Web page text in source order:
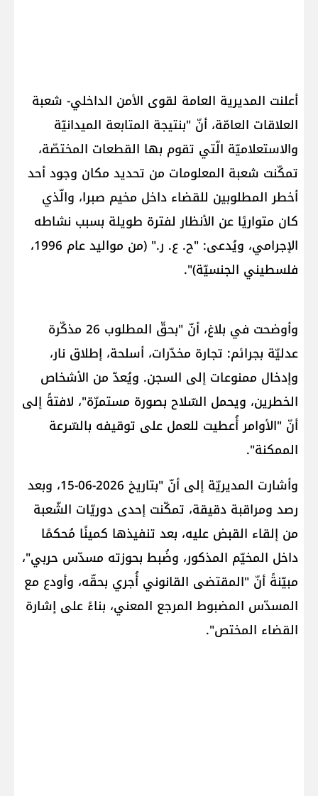
أعلنت ​المديرية العامة لقوى الأمن الداخلي​- شعبة
العلاقات العامّة، أنّ "بنتيجة المتابعة الميدانيّة
والاستعلاميّة الّتي تقوم بها القطعات المختصّة،
تمكّنت شعبة المعلومات من تحديد مكان وجود أحد
أخطر المطلوبين للقضاء داخل ​مخيم صبرا​، والّذي
كان متواريًا عن الأنظار لفترة طويلة بسبب نشاطه
الإجرامي، ويُدعى: "ح. ع. ر." (من مواليد عام 1996،
فلسطيني الجنسيّة)".
وأوضحت في بلاغ، أنّ "بحقّ المطلوب 26 مذكّرة
عدليّة بجرائم: تجارة مخدّرات، أسلحة، إطلاق نار،
وإدخال ممنوعات إلى السجن. ويُعدّ من الأشخاص
الخطرين، ويحمل السّلاح بصورة مستمرّة"، لافتةً إلى
أنّ "الأوامر أُعطيت للعمل على توقيفه بالسّرعة
الممكنة".
وأشارت المديريّة إلى أنّ "بتاريخ 2026-06-15، وبعد
رصد ومراقبة دقيقة، تمكّنت إحدى دوريّات الشّعبة
من إلقاء القبض عليه، بعد تنفيذها كمينًا مُحكمًا
داخل المخيّم المذكور، وضُبط بحوزته مسدّس حربي"،
مبيّنةً أنّ "المقتضى القانوني أُجري بحقّه، وأودع مع
المسدّس المضبوط المرجع المعني، بناءً على إشارة
القضاء المختص".